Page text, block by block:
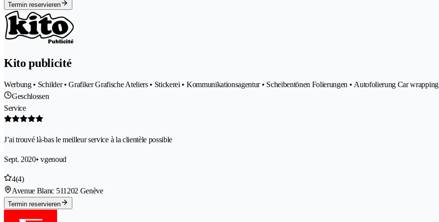
Termin reservieren
Kito publicité
Werbung • Schilder • Grafiker Grafische Ateliers • Stickerei • Kommunikationsagentur • Scheibentönen Folierungen • Autofolierung Car wrapping
Geschlossen
Service
J’ai trouvé là-bas le meilleur service à la clientèle possible
Sept. 2020• vgenoud
4(4)
Avenue Blanc 511202 Genève
Termin reservieren